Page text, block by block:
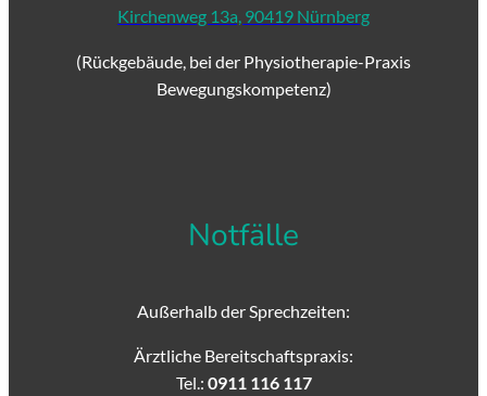
Kirchenweg 13a, 90419 Nürnberg
(Rückgebäude, bei der Physiotherapie-Praxis
Bewegungskompetenz)
Notfälle
Außerhalb der Sprechzeiten:
Ärztliche Bereitschaftspraxis:
Tel.: 0911 116 117